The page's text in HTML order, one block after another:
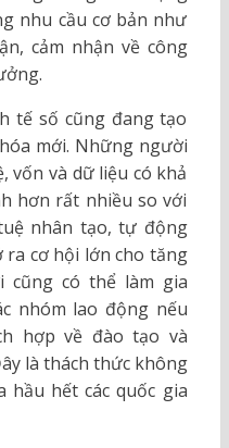
nhu cầu cơ bản như
cảm nhận về công
tế số cũng đang tạo
mới. Những người
vốn và dữ liệu có khả
hơn rất nhiều so với
nhân tạo, tự động
ra cơ hội lớn cho tăng
có thể làm gia
nhóm lao động nếu
hợp về đào tạo và
là thách thức không
hầu hết các quốc gia